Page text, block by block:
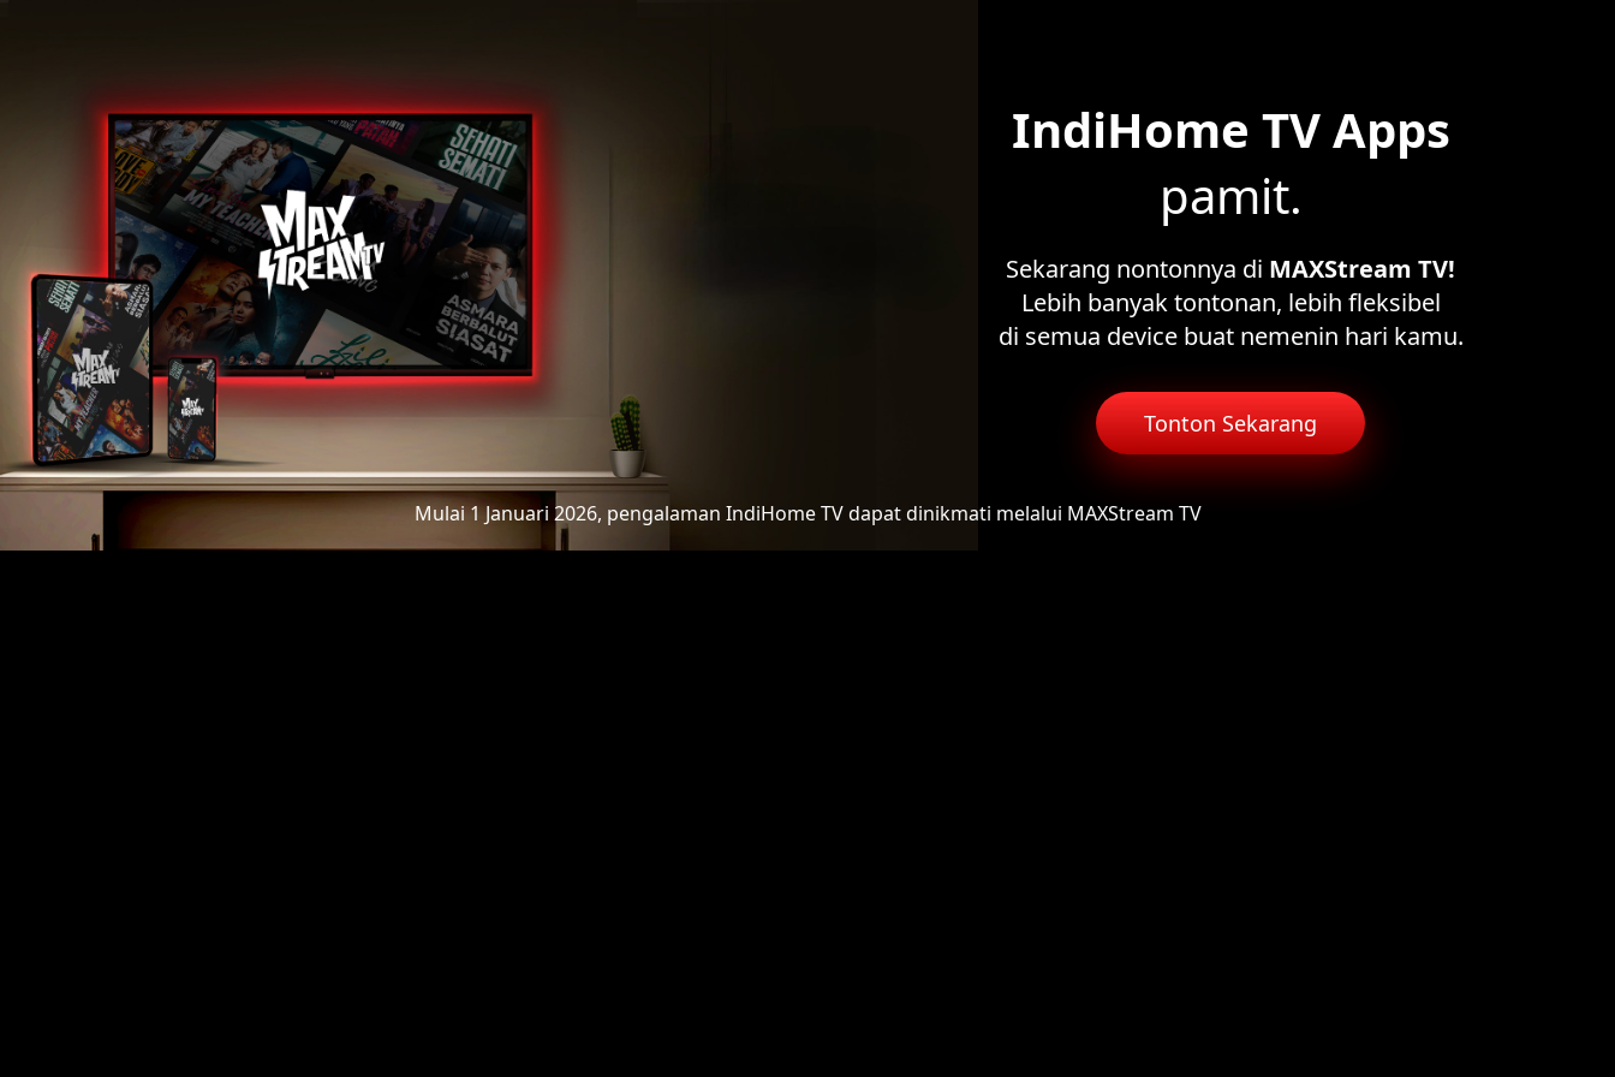
IndiHome TV Apps
pamit.
Sekarang nontonnya di MAXStream TV!
Lebih banyak tontonan, lebih fleksibel
di semua device buat nemenin hari kamu.
Tonton Sekarang
Mulai 1 Januari 2026, pengalaman IndiHome TVdapat dinikmati melalui MAXStream TV